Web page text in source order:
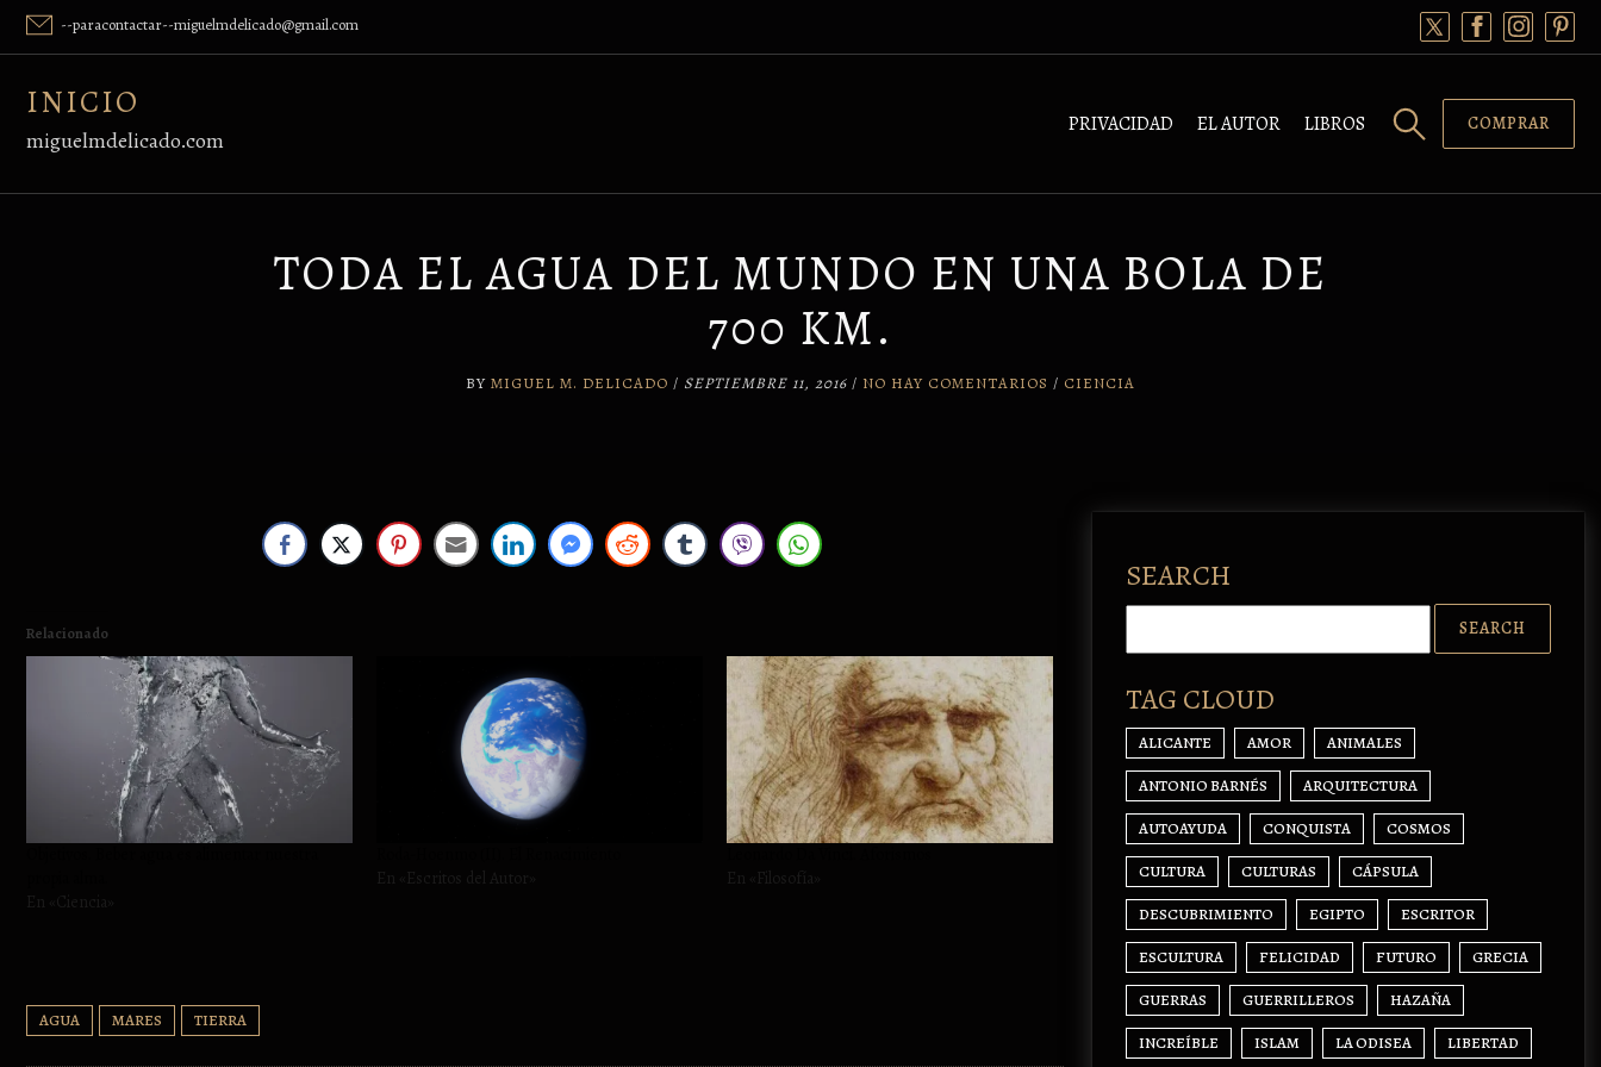
Skip
content
--paracontactar--miguelmdelicado@gmail.com
INICIO
miguelmdelicado.com
PRIVACIDAD EL AUTOR LIBROS COMPRAR
TODA EL AGUA DEL MUNDO EN UNA BOLA DE
700 KM.
BY MIGUEL M. DELICADO / SEPTIEMBRE 11, 2016 / NO HAY COMENTARIOS / CIENCIA
Relacionado
AGUA MARES TIERRA
SEARCH
TAG CLOUD
ALICANTE AMOR ANIMALES
ANTONIO BARNÉS ARQUITECTURA
AUTOAYUDA CONQUISTA COSMOS
CULTURA CULTURAS CÁPSULA
DESCUBRIMIENTO EGIPTO ESCRITOR
ESCULTURA FELICIDAD FUTURO GRECIA
GUERRAS GUERRILLEROS HAZAÑA
INCREÍBLE ISLAM LA ODISEA LIBERTAD